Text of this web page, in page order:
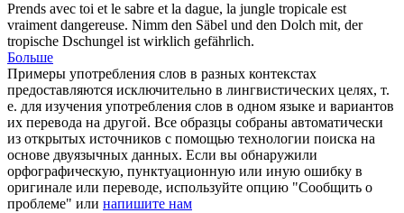
Prends avec toi et le sabre et la dague, la jungle tropicale est
vraiment dangereuse. Nimm den Säbel und den Dolch mit, der
tropische Dschungel ist wirklich gefährlich.
Больше
Примеры употребления слов в разных контекстах
предоставляются исключительно в лингвистических целях, т.
е. для изучения употребления слов в одном языке и вариантов
их перевода на другой. Все образцы собраны автоматически
из открытых источников с помощью технологии поиска на
основе двуязычных данных. Если вы обнаружили
орфографическую, пунктуационную или иную ошибку в
оригинале или переводе, используйте опцию "Сообщить о
проблеме" или напишите нам